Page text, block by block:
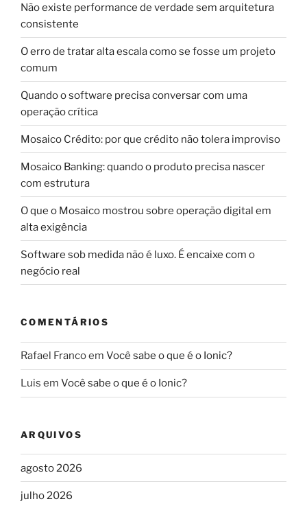
Não existe performance de verdade sem arquitetura
consistente
O erro de tratar alta escala como se fosse um projeto
comum
Quando o software precisa conversar com uma
operação crítica
Mosaico Crédito: por que crédito não tolera improviso
Mosaico Banking: quando o produto precisa nascer
com estrutura
O que o Mosaico mostrou sobre operação digital em
alta exigência
Software sob medida não é luxo. É encaixe com o
negócio real
COMENTÁRIOS
Rafael Francoem Você sabe o que é o Ionic?
Luis em Você sabe o que é o Ionic?
ARQUIVOS
agosto 2026
julho 2026